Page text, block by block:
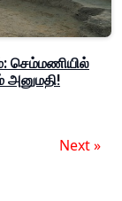
செம்மணியில்
அனுமதி!
Next »